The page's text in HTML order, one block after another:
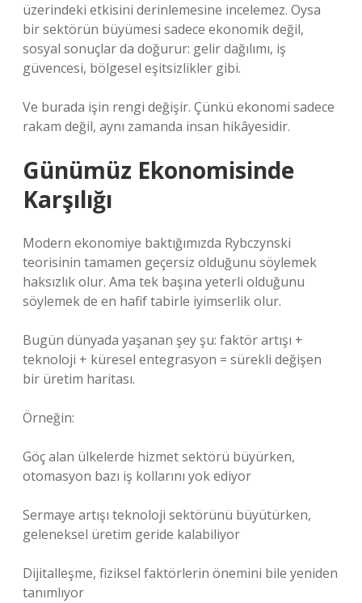
üzerindeki etkisini derinlemesine incelemez. Oysa
bir sektörün büyümesi sadece ekonomik değil,
sosyal sonuçlar da doğurur: gelir dağılımı, iş
güvencesi, bölgesel eşitsizlikler gibi.
Ve burada işin rengi değişir. Çünkü ekonomi sadece
rakam değil, aynı zamanda insan hikâyesidir.
Günümüz Ekonomisinde
Karşılığı
Modern ekonomiye baktığımızda Rybczynski
teorisinin tamamen geçersiz olduğunu söylemek
haksızlık olur. Ama tek başına yeterli olduğunu
söylemek de en hafif tabirle iyimserlik olur.
Bugün dünyada yaşanan şey şu: faktör artışı +
teknoloji + küresel entegrasyon = sürekli değişen
bir üretim haritası.
Örneğin:
Göç alan ülkelerde hizmet sektörü büyürken,
otomasyon bazı iş kollarını yok ediyor
Sermaye artışı teknoloji sektörünü büyütürken,
geleneksel üretim geride kalabiliyor
Dijitalleşme, fiziksel faktörlerin önemini bile yeniden
tanımlıyor